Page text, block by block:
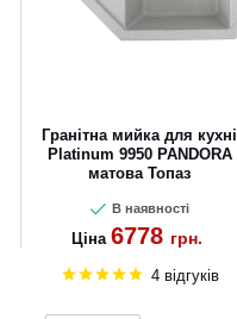
Гранітна мийка для кухні
Platinum 9950 PANDORA
матова Топаз
В наявності
Ціна 6778 грн.
4 відгуків